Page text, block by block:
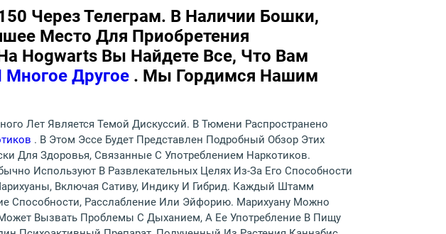
Через Телеграм. В Наличии Бошки,
Место Для Приобретения
Hogwarts Вы Найдете Все, Что Вам
Другое . Мы Гордимся Нашим
Лет Является Темой Дискуссий. В Тюмени Распространено
. В Этом Эссе Будет Представлен Подробный Обзор Этих
Для Здоровья, Связанные С Употреблением Наркотиков.
Используют В Развлекательных Целях Из-За Его Способности
Включая Сативу, Индику И Гибрид. Каждый Штамм
Способности, Расслабление Или Эйфорию. Марихуану Можно
Вызвать Проблемы С Дыханием, А Ее Употребление В Пищу